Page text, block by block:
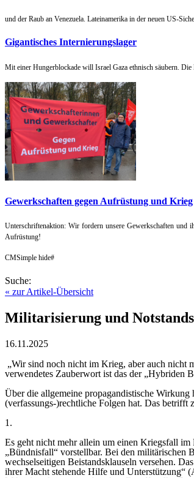
und der Raub an Venezuela. Lateinamerika in der neuen US-
Gigantisches Internierungslager
Mit einer Hungerblockade will Israel Gaza ethnisch säubern.
Gewerkschaften gegen Aufrüstung und Krieg
Unterschriftenaktion: Wir fordern unsere Gewerkschaften und
Aufrüstung!
CMSimple hide#
Suche:
« zur Artikel-Übersicht
Militarisierung und
16.11.2025
„Wir sind noch nicht im Krieg, aber auch nicht
verwendetes Zauberwort ist das der „Hybriden
Über die allgemeine propagandistische
(verfassungs-)rechtliche Folgen hat. Das betrifft
1.
Es geht nicht mehr allein um einen Kriegsfall
„Bündnisfall“ vorstellbar. Bei den militärischen
wechselseitigen Beistandsklauseln versehen.
ihrer Macht stehende Hilfe und Unterstützung“